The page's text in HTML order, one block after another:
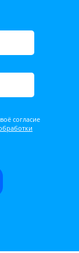
согласие